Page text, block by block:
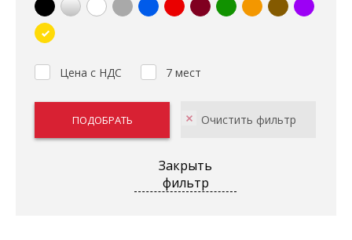
Цена с НДС 7 мест
Закрыть
фильтр